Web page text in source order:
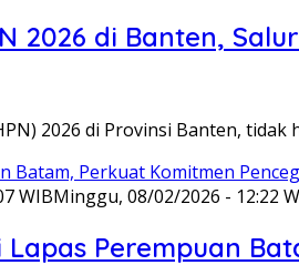
2026 di Banten,
2026 di Provinsi Banten,
WIBMinggu, 08/02/2026 - 12:22
Perempuan